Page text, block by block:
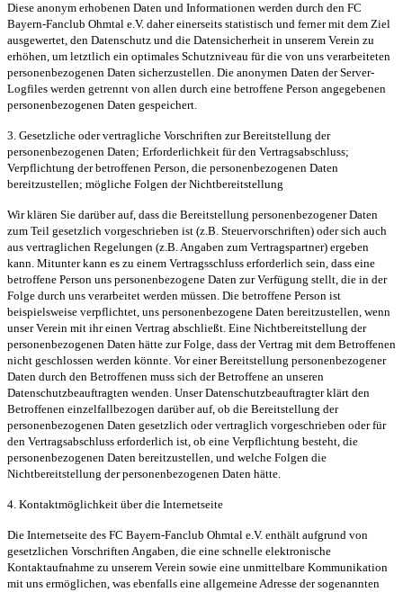
Diese anonym erhobenen Daten und Informationen werden durch den FC
Bayern-Fanclub Ohmtal e.V. daher einerseits statistisch und ferner mit dem Ziel
ausgewertet, den Datenschutz und die Datensicherheit in unserem Verein zu
erhöhen, um letztlich ein optimales Schutzniveau für die von uns verarbeiteten
personenbezogenen Daten sicherzustellen. Die anonymen Daten der Server-
Logfiles werden getrennt von allen durch eine betroffene Person angegebenen
personenbezogenen Daten gespeichert.
3. Gesetzliche oder vertragliche Vorschriften zur Bereitstellung der
personenbezogenen Daten; Erforderlichkeit für den Vertragsabschluss;
Verpflichtung der betroffenen Person, die personenbezogenen Daten
bereitzustellen; mögliche Folgen der Nichtbereitstellung
Wir klären Sie darüber auf, dass die Bereitstellung personenbezogener Daten
zum Teil gesetzlich vorgeschrieben ist (z.B. Steuervorschriften) oder sich auch
aus vertraglichen Regelungen (z.B. Angaben zum Vertragspartner) ergeben
kann. Mitunter kann es zu einem Vertragsschluss erforderlich sein, dass eine
betroffene Person uns personenbezogene Daten zur Verfügung stellt, die in der
Folge durch uns verarbeitet werden müssen. Die betroffene Person ist
beispielsweise verpflichtet, uns personenbezogene Daten bereitzustellen, wenn
unser Verein mit ihr einen Vertrag abschließt. Eine Nichtbereitstellung der
personenbezogenen Daten hätte zur Folge, dass der Vertrag mit dem Betroffenen
nicht geschlossen werden könnte. Vor einer Bereitstellung personenbezogener
Daten durch den Betroffenen muss sich der Betroffene an unseren
Datenschutzbeauftragten wenden. Unser Datenschutzbeauftragter klärt den
Betroffenen einzelfallbezogen darüber auf, ob die Bereitstellung der
personenbezogenen Daten gesetzlich oder vertraglich vorgeschrieben oder für
den Vertragsabschluss erforderlich ist, ob eine Verpflichtung besteht, die
personenbezogenen Daten bereitzustellen, und welche Folgen die
Nichtbereitstellung der personenbezogenen Daten hätte.
4. Kontaktmöglichkeit über die Internetseite
Die Internetseite des FC Bayern-Fanclub Ohmtal e.V. enthält aufgrund von
gesetzlichen Vorschriften Angaben, die eine schnelle elektronische
Kontaktaufnahme zu unserem Verein sowie eine unmittelbare Kommunikation
mit uns ermöglichen, was ebenfalls eine allgemeine Adresse der sogenannten